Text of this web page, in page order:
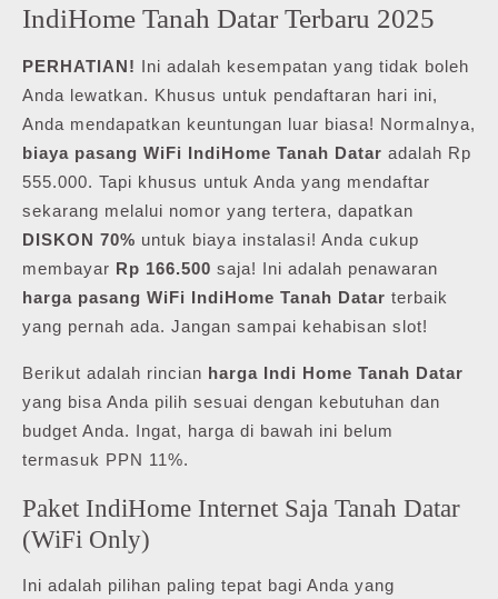
IndiHome Tanah Datar Terbaru 2025
PERHATIAN!
Ini adalah kesempatan yang tidak boleh
Anda lewatkan. Khusus untuk pendaftaran hari ini,
Anda mendapatkan keuntungan luar biasa! Normalnya,
biaya pasang WiFi IndiHome Tanah Datar adalah Rp
555.000. Tapi khusus untuk Anda yang mendaftar
sekarang melalui nomor yang tertera, dapatkan
DISKON 70% untuk biaya instalasi! Anda cukup
membayar Rp 166.500 saja! Ini adalah penawaran
harga pasang WiFi IndiHome Tanah Datar terbaik
yang pernah ada. Jangan sampai kehabisan slot!
Berikut adalah rincian harga Indi Home Tanah Datar
yang bisa Anda pilih sesuai dengan kebutuhan dan
budget Anda. Ingat, harga di bawah ini belum
termasuk PPN 11%.
Paket IndiHome Internet Saja Tanah Datar
(WiFi Only)
Ini adalah pilihan paling tepat bagi Anda yang